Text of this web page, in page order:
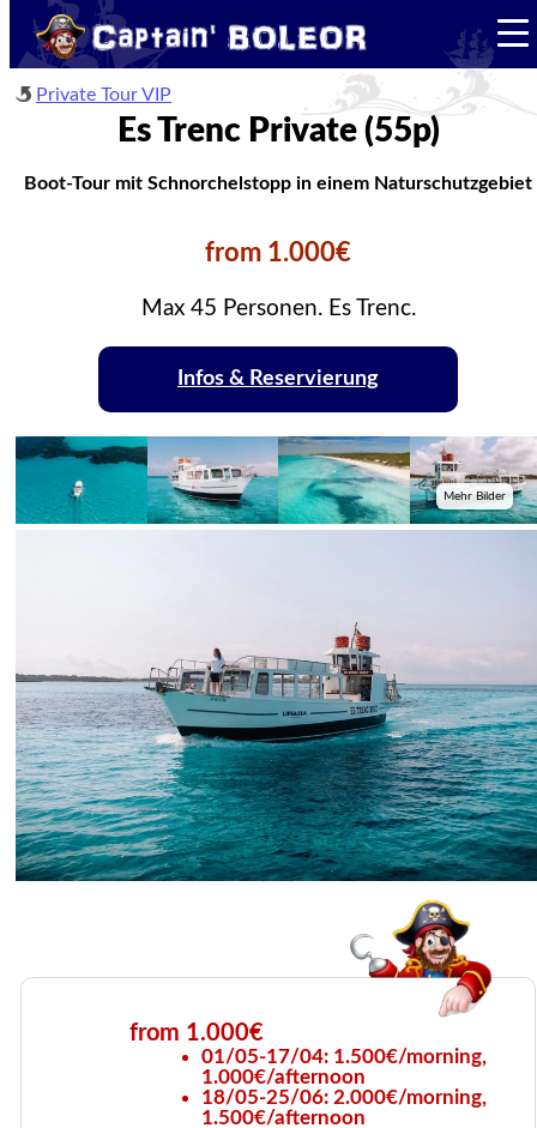
Private Tour VIP
Es Trenc Private (55p)
Boot-Tour mit Schnorchelstopp in einem Naturschutzgebiet
from 1.000€
Max 45 Personen. Es Trenc.
Infos & Reservierung
Mehr Bilder
from 1.000€
01/05-17/04: 1.500€/morning,
1.000€/afternoon
18/05-25/06: 2.000€/morning,
1.500€/afternoon